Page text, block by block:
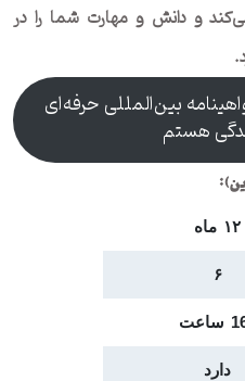
و دانش و مهارت شما را در
بین‌المللی حرفه‌ای
هستم
:
۱۲ ماه
۶
دارد